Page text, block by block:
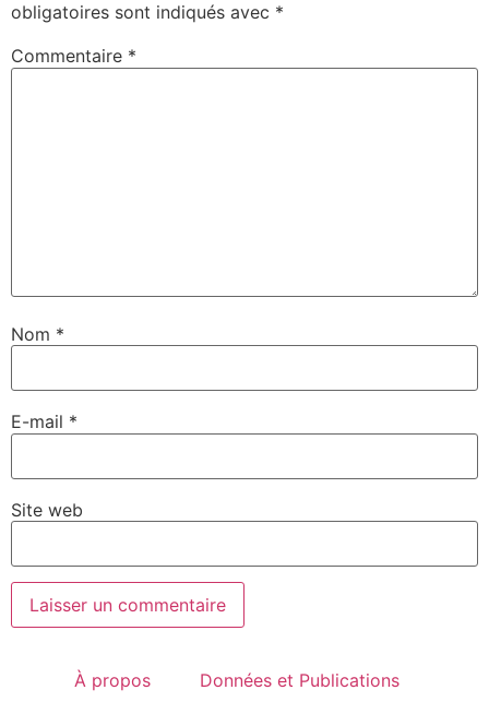
obligatoires sont indiqués avec *
Commentaire *
Nom *
E-mail *
Site web
À propos Données et Publications